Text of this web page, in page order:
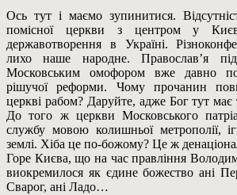
Ось тут і маємо зупинитися.
помісної церкви з центром у
державотворення в Україні.
лихо наше народне. Православ’я
Московським омофором вже давно
рішучої реформи. Чому прочанин
церкві рабом? Даруйте, адже Бог тут
До того ж церкви Московського
службу мовою колишньої метрополії,
землі. Хіба це по-божому? Це ж
Горе Києва, що на час правління
виокремилося як єдине божество ані
Сварог, ані Ладо…